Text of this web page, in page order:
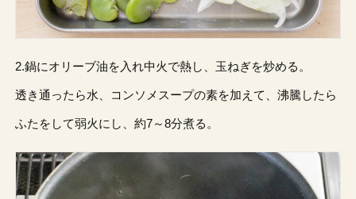
2.鍋にオリーブ油を入れ中火で熱し、玉ねぎを炒める。
透き通ったら水、コンソメスープの素を加えて、沸騰したら
ふたをして弱火にし、約7～8分煮る。